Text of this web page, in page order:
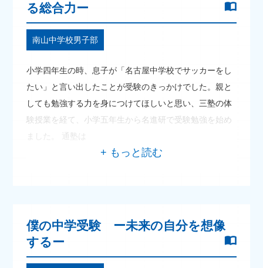
る総合力ー
南山中学校男子部
小学四年生の時、息子が「名古屋中学校でサッカーをし
たい」と言い出したことが受験のきっかけでした。親と
しても勉強する力を身につけてほしいと思い、三塾の体
験授業を経て、小学五年生から名進研で受験勉強を始め
ました。 通塾は
僕の中学受験 ー未来の自分を想像
するー